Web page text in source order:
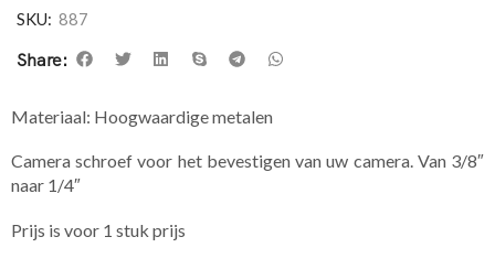
SKU: 887
Share:
Materiaal: Hoogwaardige metalen
Camera schroef voor het bevestigen van uw camera. Van 3/8″
naar 1/4″
Prijs is voor 1 stuk prijs